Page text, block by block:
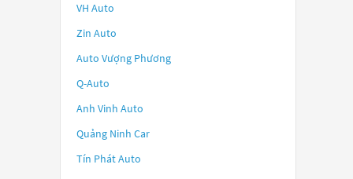
VH Auto
Zin Auto
Auto Vượng Phương
Q-Auto
Anh Vinh Auto
Quảng Ninh Car
Tín Phát Auto